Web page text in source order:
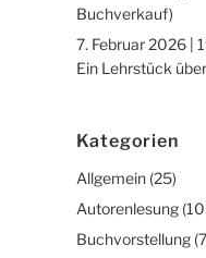
Buchverkauf)
7. Februar 2026 |
Ein Lehrstück
Kategorien
Allgemein(25)
Autorenlesung
Buchvorstellung